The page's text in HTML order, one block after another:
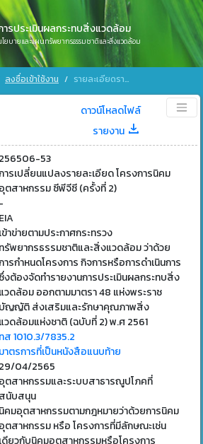
รประเมินผลกระทบสิ่งแวดล้อม
ยบายและแผนทรัพยากรธรรมชาติและสิ่งแวดล้อม
ลงชื่อเข้าใช้งาน รายละเอียดรายงาน
ดาวน์โหลดไฟล์
รายงาน
256506-53
ารเปลี่ยนแปลงรายละเอียด โครงการนิคม
อุตสาหกรรม ซีพีจีซี (ครั้งที่ 2)
-
EIA
เข้าข่ายตามประกาศกระทรวง
ทรัพยากรธรรมชาติและสิ่งแวดล้อม ว่าด้วย
ารกำหนดโครงการ กิจการหรือการดำเนินการ
ซึ่งต้องจัดทำรายงานการประเมินผลกระทบสิ่ง
แวดล้อม ออกตามมาตรา 48 แห่งพระราช
บัญญัติ ส่งเสริมและรักษาคุณภาพสิ่ง
แวดล้อมแห่งชาติ (ฉบับที่ 2) พ.ศ 2561
ทส 1010.3/7835.2
มาตรการที่เป็นหนังสือแนบท้าย
29/04/2565
อุตสาหกรรมและระบบสาธารณูปโภคที่
สนับสนุน
นิคมอุตสาหกรรมตามกฎหมายว่าด้วยการนิคม
อุตสาหกรรม หรือ โครงการที่มีลักษณะเช่น
เดียวกับนิคมอุตสาหกรรมหรือโครงการ